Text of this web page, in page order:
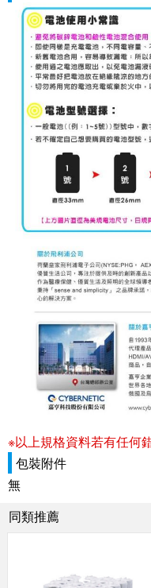
※以上規格資料若有任何
包裝附件
無
同類推薦